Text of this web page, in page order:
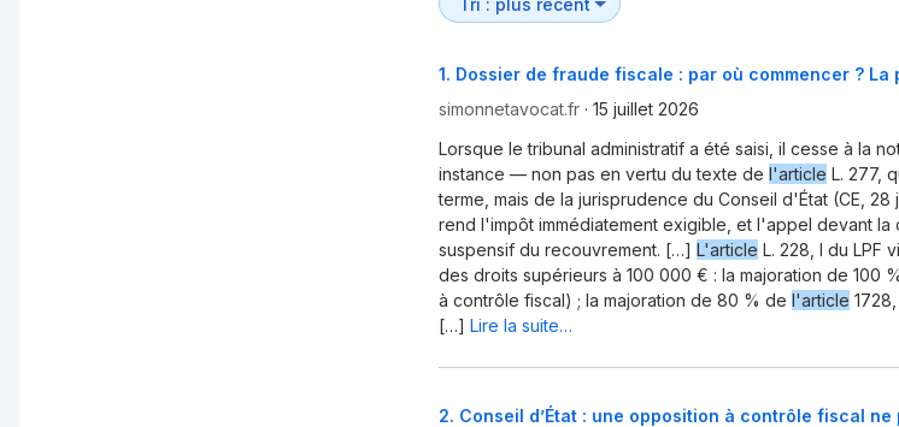
1. Dossier de fraude fiscale : par où commencer ?
simonnetavocat.fr · 15 juillet 2026
Lorsque le tribunal administratif a été saisi, il cesse à la
instance — non pas en vertu du texte de l'article L. 277,
terme, mais de la jurisprudence du Conseil d'État (CE,
rend l'impôt immédiatement exigible, et l'appel devant
suspensif du recouvrement. […] L'article L. 228, I du LPF
des droits supérieurs à 100 000 € : la majoration de 100
à contrôle fiscal) ; la majoration de 80 % de l'article
[…] Lire la suite…
2. Conseil d’État : une opposition à contrôle fiscal